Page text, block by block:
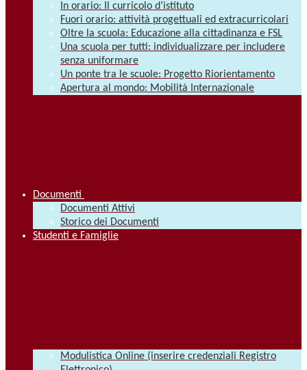
In orario: Il curricolo d’istituto
Fuori orario: attività progettuali ed extracurricolari
Oltre la scuola: Educazione alla cittadinanza e FSL
Una scuola per tutti: individualizzare per includere
senza uniformare
Un ponte tra le scuole: Progetto Riorientamento
Apertura al mondo: Mobilità Internazionale
Documenti
Documenti Attivi
Storico dei Documenti
Studenti e Famiglie
Modulistica Online (inserire credenziali Registro